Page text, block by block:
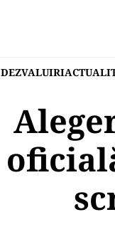
DEZVALUIRI